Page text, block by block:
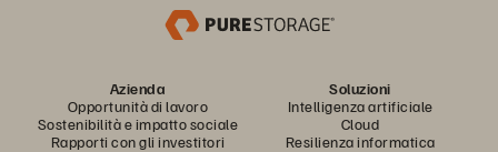
Azienda
Opportunità di lavoro
Sostenibilità e impatto sociale
Rapporti con gli investitori
Soluzioni
Intelligenza artificiale
Cloud
Resilienza informatica